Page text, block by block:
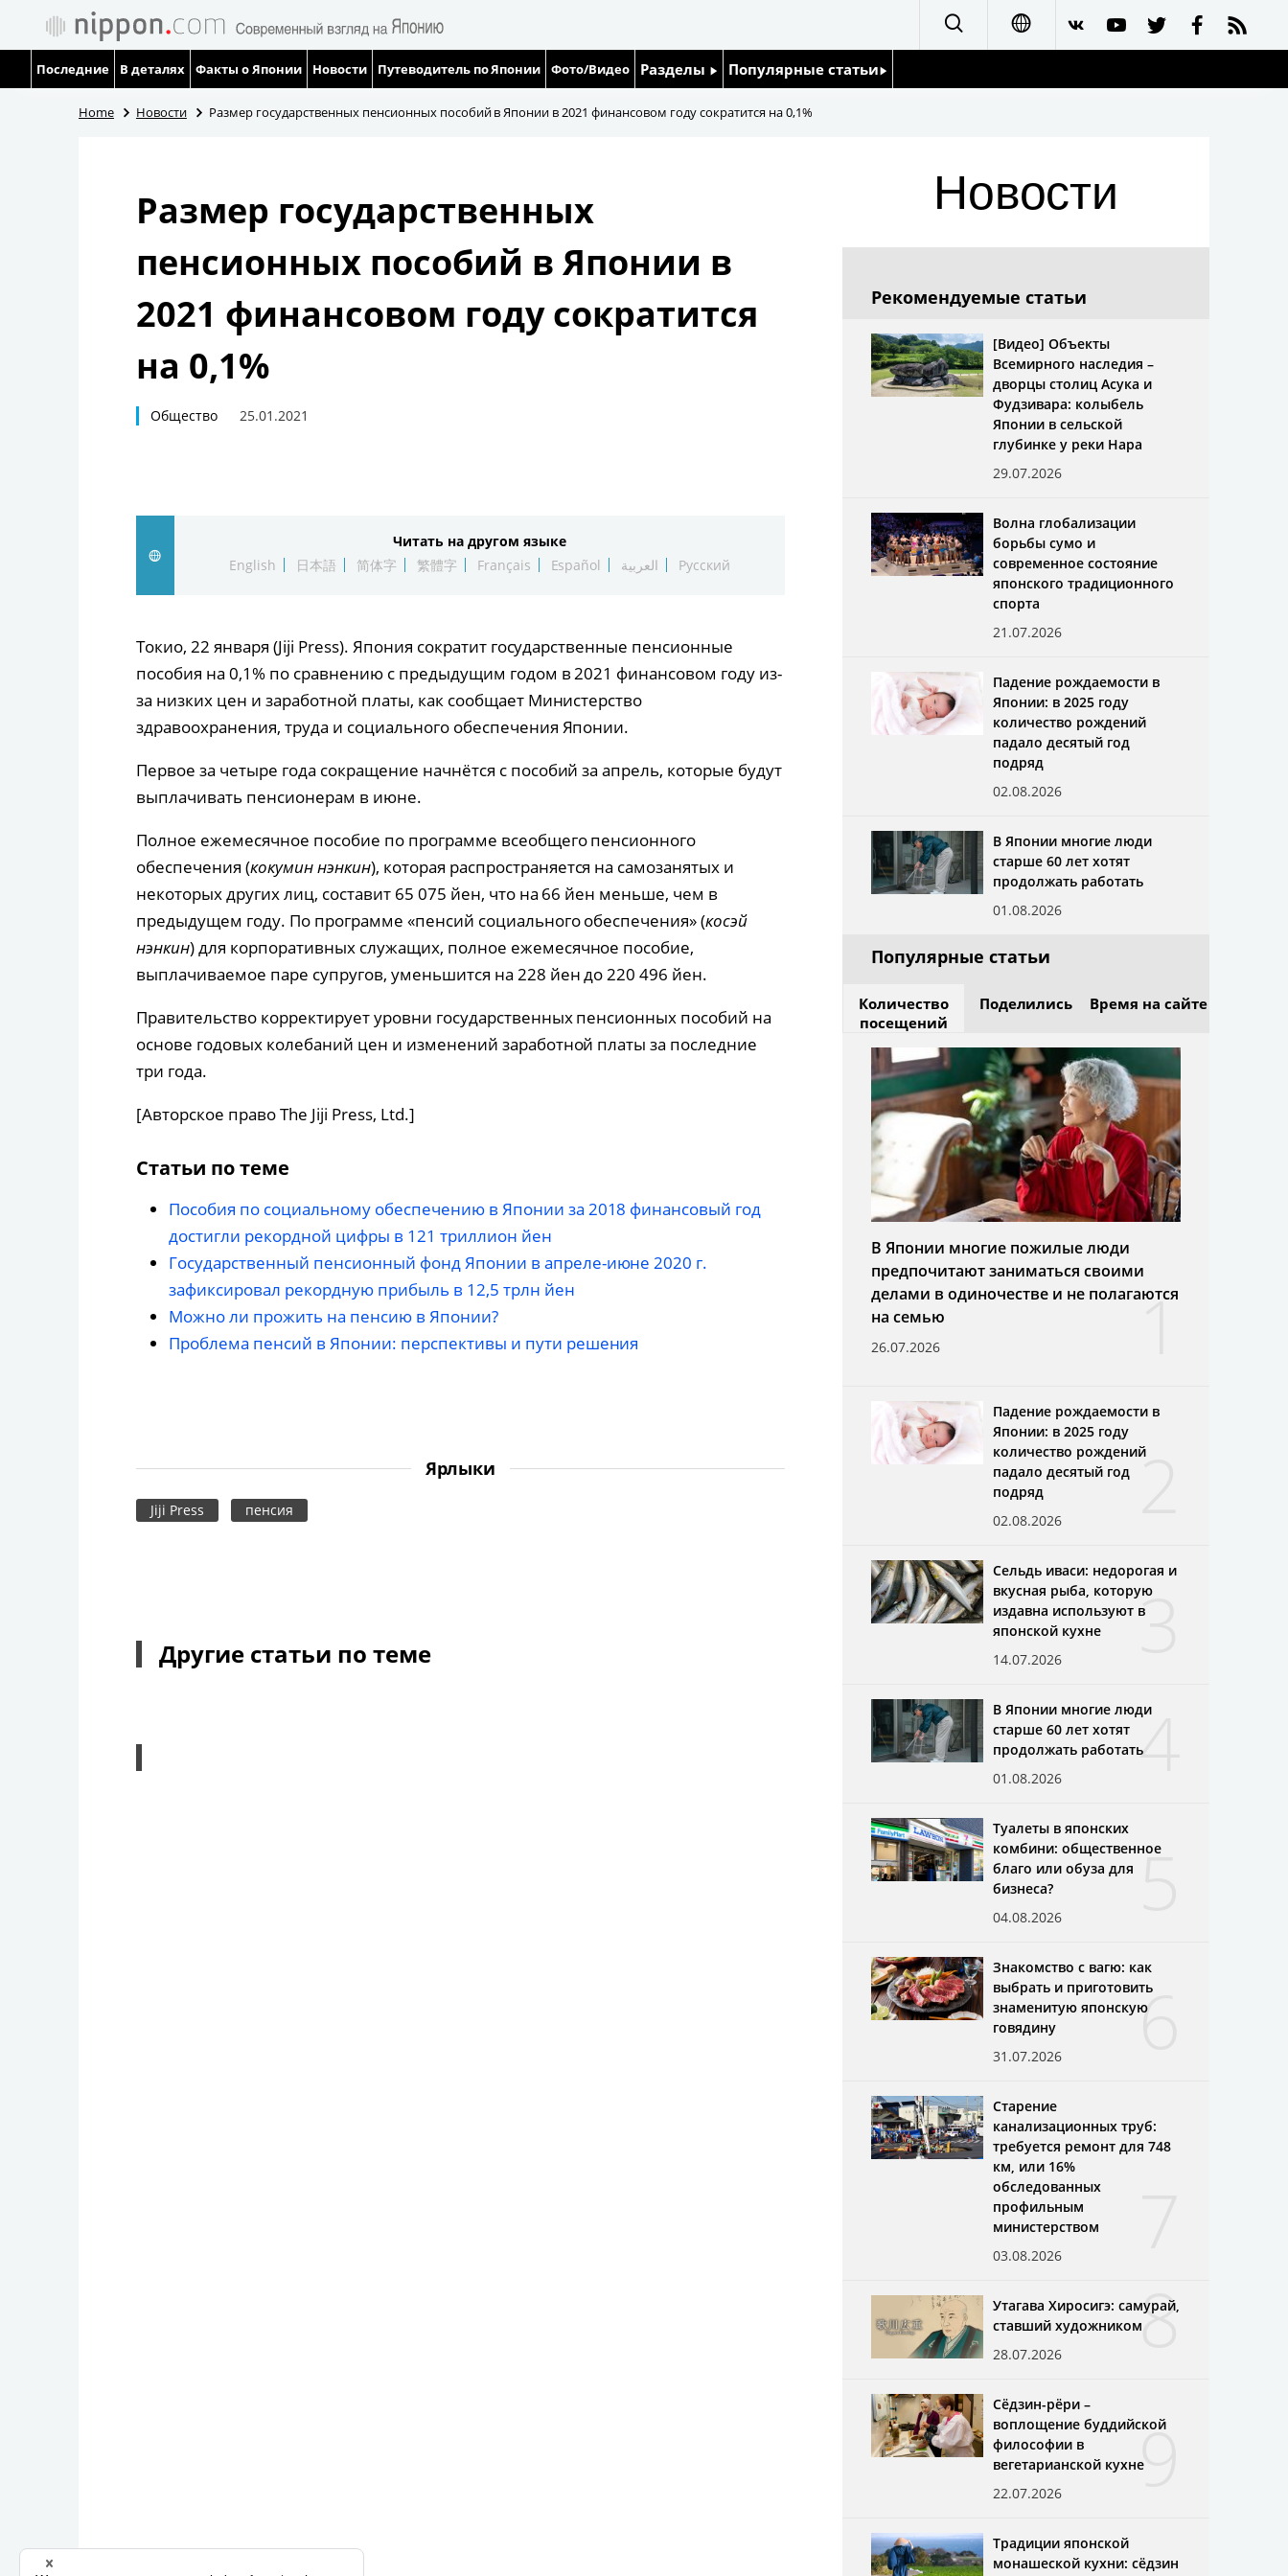
العربية
Последние В деталях Факты о Японии Новости Путеводитель по Японии Фото/Видео Разделы
Люди
Экономика
Общество
Популярные статьи
Японский язык
Home Новости Размер государственных пенсионных пособий в Японии в 2021 финансовом году сократится на 0,1%
Размер государственных
пенсионных пособий в Японии в
2021 финансовом году сократится
на 0,1%
Общество 25.01.2021
Читать на другом языке
English
日本語 简体字 繁體字 Français Español العربية Русский
Токио, 22 января (Jiji Press). Япония сократит государственные пенсионные
пособия на 0,1% по сравнению с предыдущим годом в 2021 финансовом году из-
за низких цен и заработной платы, как сообщает Министерство
здравоохранения, труда и социального обеспечения Японии.
Первое за четыре года сокращение начнётся с пособий за апрель, которые будут
выплачивать пенсионерам в июне.
Полное ежемесячное пособие по программе всеобщего пенсионного
обеспечения (кокумин нэнкин), которая распространяется на самозанятых и
некоторых других лиц, составит 65 075 йен, что на 66 йен меньше, чем в
предыдущем году. По программе «пенсий социального обеспечения» (косэй
нэнкин) для корпоративных служащих, полное ежемесячное пособие,
выплачиваемое паре супругов, уменьшится на 228 йен до 220 496 йен.
Правительство корректирует уровни государственных пенсионных пособий на
основе годовых колебаний цен и изменений заработной платы за последние
три года.
[Авторское право The Jiji Press, Ltd.]
Статьи по теме
Пособия по социальному обеспечению в Японии за 2018 финансовый год
достигли рекордной цифры в 121 триллион йен
Государственный пенсионный фонд Японии в апреле-июне 2020 г.
зафиксировал рекордную прибыль в 12,5 трлн йен
Можно ли прожить на пенсию в Японии?
Проблема пенсий в Японии: перспективы и пути решения
Ярлыки
Jiji Press пенсия
Другие статьи по теме
Новости
Рекомендуемые статьи
[Видео] Объекты
Всемирного наследия –
дворцы столиц Асука и
Фудзивара: колыбель
Японии в сельской
глубинке у реки Нара
29.07.2026
Волна глобализации
борьбы сумо и
современное состояние
японского традиционного
спорта
21.07.2026
Падение рождаемости в
Японии: в 2025 году
количество рождений
падало десятый год
подряд
02.08.2026
В Японии многие люди
старше 60 лет хотят
продолжать работать
01.08.2026
Популярные статьи
Количество
посещений
Поделились Время на сайте
1
В Японии многие пожилые люди
предпочитают заниматься своими
делами в одиночестве и не полагаются
на семью
26.07.2026
2
Падение рождаемости в
Японии: в 2025 году
количество рождений
падало десятый год
подряд
02.08.2026
3
Сельдь иваси: недорогая и
вкусная рыба, которую
издавна используют в
японской кухне
14.07.2026
4
В Японии многие люди
старше 60 лет хотят
продолжать работать
01.08.2026
5
Туалеты в японских
комбини: общественное
благо или обуза для
бизнеса?
04.08.2026
6
Знакомство с вагю: как
выбрать и приготовить
знаменитую японскую
говядину
31.07.2026
Старение
канализационных труб:
требуется ремонт для 748
км, или 16%
обследованных
профильным
министерством
03.08.2026
8
Утагава Хиросигэ: самурай,
ставший художником
28.07.2026
9
Сёдзин-рёри –
воплощение буддийской
философии в
вегетарианской кухне
22.07.2026
Традиции японской
монашеской кухни: сёдзин